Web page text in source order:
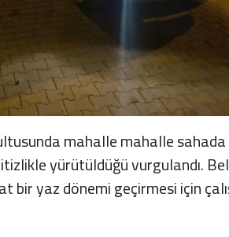
mahalle mahalle
yürütüldüğü vurgulandı.
bir yaz dönemi geçirmesi için